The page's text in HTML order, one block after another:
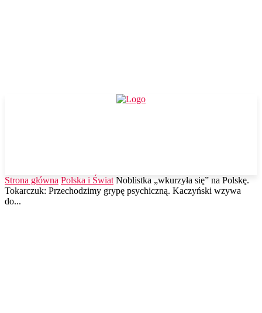
Strona główna Polska i Świat Noblistka „wkurzyła się” na Polskę.
Tokarczuk: Przechodzimy grypę psychiczną. Kaczyński wzywa
do...